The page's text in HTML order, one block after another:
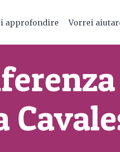
approfondire Vorrei